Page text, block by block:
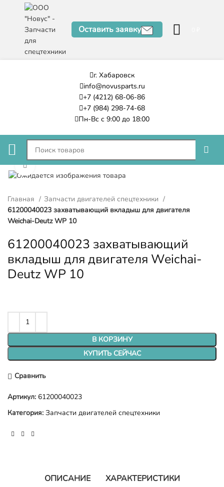
Оставить заявку
г. Хабаровск
info@novusparts.ru
+7 (4212) 68-06-86
+7 (984) 298-74-68
Пн-Вс с 9:00 до 18:00
Нажмите, чтобы увеличить
Главная
Запчасти двигателей спецтехники
61200040023 захватывающий вкладыш для двигателя
Weichai-Deutz WP 10
61200040023 захватывающий
вкладыш для двигателя Weichai-
Deutz WP 10
В КОРЗИНУ
КУПИТЬ СЕЙЧАС
Сравнить
Артикул: 61200040023
Категория: Запчасти двигателей спецтехники
ОПИСАНИЕ ХАРАКТЕРИСТИКИ